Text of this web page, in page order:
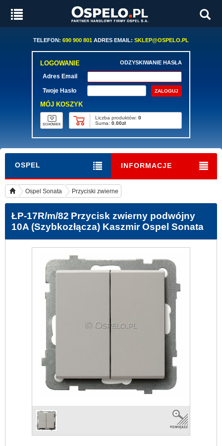
TELEFON: 690 900 801 ADRES EMAIL: SKLEP@OSPELO.PL
LOGOWANIE ODZYSKIWANIE HASŁA
Adres Email
Twoje Hasło
MÓJ KOSZYK
SCHOWEK
Liczba produktów: 0
Suma: 0.00zł
OSPEL INFORMACJE
Ospel Sonata Przyciski zwierne
ŁP-17R/m/82 Przycisk zwierny podwójny
10A (Szybkozłącza) Kaszmir Ospel Sonata